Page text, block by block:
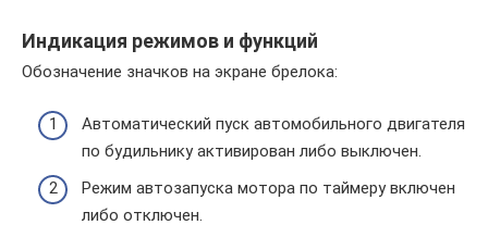
Индикация режимов и функций
Обозначение значков на экране брелока:
Автоматический пуск автомобильного двигателя
по будильнику активирован либо выключен.
Режим автозапуска мотора по таймеру включен
либо отключен.